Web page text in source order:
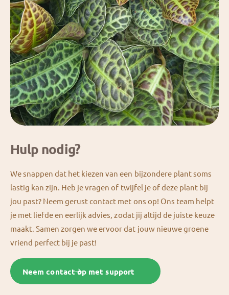
Hulp nodig?
We snappen dat het kiezen van een bijzondere plant soms
lastig kan zijn. Heb je vragen of twijfel je of deze plant bij
jou past? Neem gerust contact met ons op! Ons team helpt
je met liefde en eerlijk advies, zodat jij altijd de juiste keuze
maakt. Samen zorgen we ervoor dat jouw nieuwe groene
vriend perfect bij je past!
Neem contact op met support